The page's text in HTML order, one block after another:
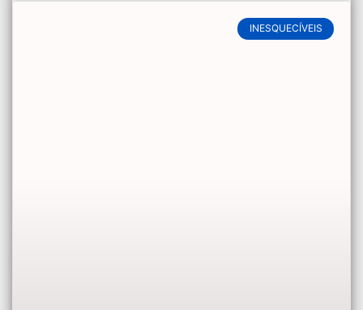
INESQUECÍVEIS